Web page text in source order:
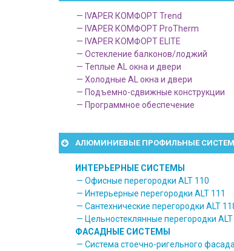
— IVAPER КОМФОРТ Trend
— IVAPER КОМФОРТ ProTherm
— IVAPER КОМФОРТ ELITE
— Остекление балконов/лоджий
— Теплые AL окна и двери
— Холодные AL окна и двери
— Подъемно-сдвижные конструкции
— Программное обеспечение
АЛЮМИНИЕВЫЕ ПРОФИЛЬНЫЕ
ИНТЕРЬЕРНЫЕ СИСТЕМЫ
— Офисные перегородки ALT 110
— Интерьерные перегородки ALT 111
— Сантехнические перегородки ALT
— Цельностеклянные перегородки ALT
ФАСАДНЫЕ СИСТЕМЫ
— Система стоечно-ригельного